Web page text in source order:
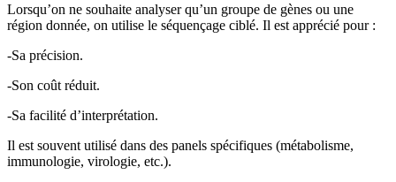
Lorsqu’on ne souhaite analyser qu’un groupe de gènes ou une
région donnée, on utilise le séquençage ciblé. Il est apprécié pour :
-Sa précision.
-Son coût réduit.
-Sa facilité d’interprétation.
Il est souvent utilisé dans des panels spécifiques (métabolisme,
immunologie, virologie, etc.).